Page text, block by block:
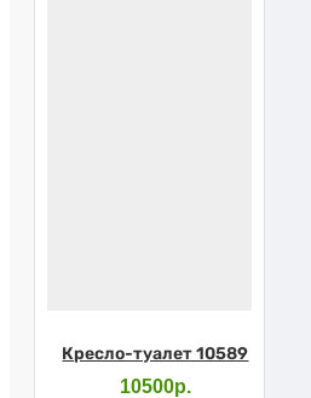
Кресло-туалет 10589
10500р.